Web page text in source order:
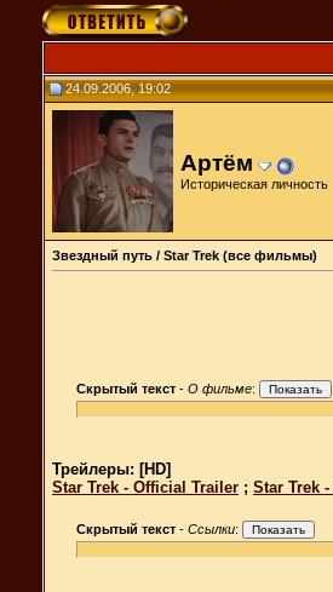
24.09.2006, 19:02
Артём
Историческая личность
Звездный путь / Star Trek (все фильмы)
Скрытый текст - О фильме:
Трейлеры: [HD]
Star Trek - Official Trailer ; Star Trek
Скрытый текст - Ссылки: